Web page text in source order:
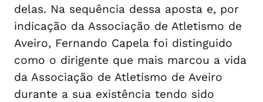
delas. Na sequência dessa aposta e, por
indicação da Associação de Atletismo de
Aveiro, Fernando Capela foi distinguido
como o dirigente que mais marcou a vida
da Associação de Atletismo de Aveiro
durante a sua existência tendo sido